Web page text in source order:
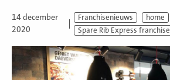
14 december
2020
Franchisenieuws home
Spare Rib Express franchise